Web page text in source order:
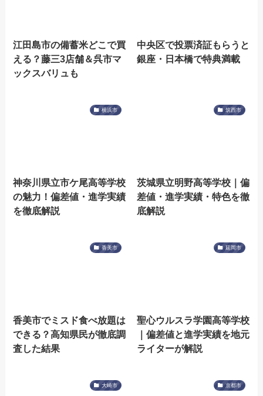
江田島市の備蓄米どこで買
える？藤三3店舗＆呉市マ
ックスバリュも
中央区で投票済証もらうと
銀座・日本橋で特典満載
横浜市
神奈川県立市ケ尾高等学校
の魅力！偏差値・進学実績
を徹底解説
筑西市
茨城県立明野高等学校｜偏
差値・進学実績・特色を徹
底解説
香美市
香美市でミスド食べ放題は
できる？高知県民が徹底調
査した結果
延岡市
聖心ウルスラ学園高等学校
｜偏差値と進学実績を地元
ライターが解説
大崎市 京都市